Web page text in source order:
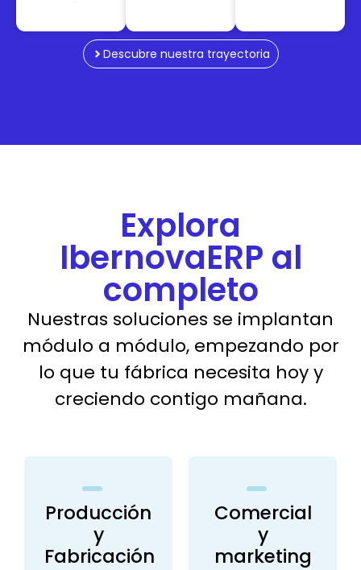
Descubre nuestra trayectoria
Explora
IbernovaERP al
completo
Nuestras soluciones se implantan
módulo a módulo, empezando por
lo que tu fábrica necesita hoy y
creciendo contigo mañana.
Producción
y
Fabricación
Comercial
y
marketing